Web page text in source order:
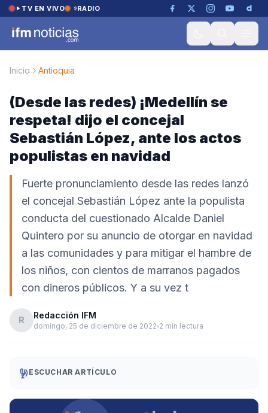
Saltar al contenido
TV EN VIVO RADIO
Inicio Antioquia
(Desde las redes) ¡Medellín se
respeta! dijo el concejal
Sebastián López, ante los actos
populistas en navidad
Fuerte pronunciamiento desde las redes lanzó
el concejal Sebastián López ante la populista
conducta del cuestionado Alcalde Daniel
Quintero por su anuncio de otorgar en navidad
a las comunidades y para mitigar el hambre de
los niños, con cientos de marranos pagados
con dineros públicos. Y a su vez t
R Redacción IFM
domingo, 25 de diciembre de 2022 2 min lectura
ESCUCHAR ARTÍCULO